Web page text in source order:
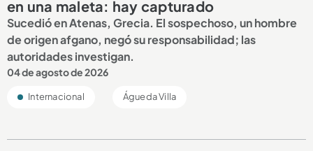
en una maleta: hay capturado
Sucedió en Atenas, Grecia. El sospechoso, un hombre
de origen afgano, negó su responsabilidad; las
autoridades investigan.
04 de agosto de 2026
Internacional Águeda Villa